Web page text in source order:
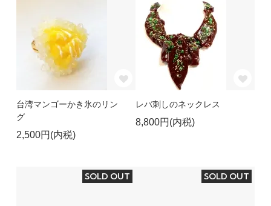
台湾マンゴーかき氷のリン
グ
2,500円(内税)
レバ刺しのネックレス
8,800円(内税)
SOLD OUT SOLD OUT